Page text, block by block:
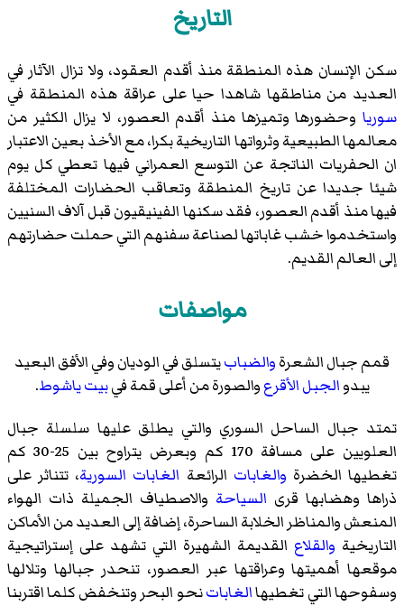
التاريخ
سكن الإنسان هذه المنطقة منذ أقدم العقود، ولا تزال الآثار في
العديد من مناطقها شاهدا حيا على عراقة هذه المنطقة في
سوريا وحضورها وتميزها منذ أقدم العصور، لا يزال الكثير من
معالمها الطبيعية وثرواتها التاريخية بكرا، مع الأخذ بعين الاعتبار
ان الحفريات الناتجة عن التوسع العمراني فيها تعطي كل يوم
شيئا جديدا عن تاريخ المنطقة وتعاقب الحضارات المختلفة
فيها منذ أقدم العصور، فقد سكنها الفينيقيون قبل آلاف السنيين
واستخدموا خشب غاباتها لصناعة سفنهم التي حملت حضارتهم
إلى العالم القديم.
مواصفات
قمم جبال الشعرةوالضبابيتسلق في الوديان وفي الأفق البعيد
يبدوالجبل الأقرعوالصورة من أعلى قمة فيبيت ياشوط.
تمتد جبال الساحل السوري والتي يطلق عليها سلسلة جبال
العلويين على مسافة 170 كم وبعرض يتراوح بين 25-30 كم
تغطيها الخضرة والغابات الرائعة الغابات السورية، تتناثر على
ذراها وهضابها قرى السياحة والاصطياف الجميلة ذات الهواء
المنعش والمناظر الخلابة الساحرة، إضافة إلى العديد من الأماكن
التاريخية والقلاع القديمة الشهيرة التي تشهد على إستراتيجية
موقعها أهميتها وعراقتها عبر العصور، تنحدر جبالها وتلالها
وسفوحها التي تغطيهاالغاباتنحو البحر وتنخفض كلما اقتربنا